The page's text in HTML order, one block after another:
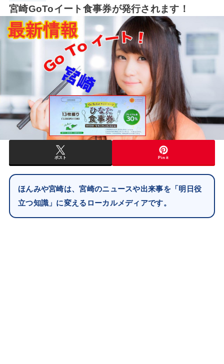
宮崎GoToイート食事券が発行されます！
ポスト Pin it
ほんみや宮崎は、宮崎のニュースや出来事を「明日役
立つ知識」に変えるローカルメディアです。